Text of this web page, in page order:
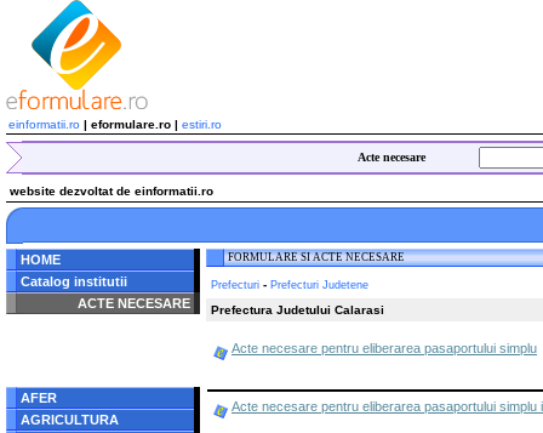
einformatii.ro | eformulare.ro | estiri.ro
Acte necesare
website dezvoltat de einformatii.ro
HOME
Catalog institutii
ACTE NECESARE
/home/eformulare.ro/public_html/navigare/stanga.php
AFER
AGRICULTURA
FORMULARE SI ACTE NECESARE
Prefecturi - Prefecturi Judetene
Prefectura Judetului Calarasi
Acte necesare pentru eliberarea pasaportului simplu
Acte necesare pentru eliberarea pasaportului